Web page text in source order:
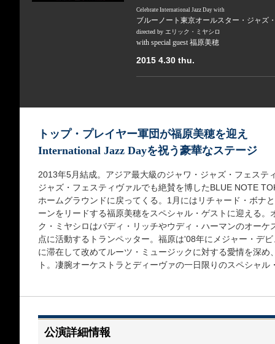
Celebrate International Jazz Day with
ブルーノート東京オールスター・ジャズ
directed by エリック・ミヤシロ
with special guest 福原美穂
2015 4.30 thu.
トップ・プレイヤー軍団が福原美穂を迎え
International Jazz Dayを祝う豪華なステージ
2013年5月結成。アジア最大級のジャワ・ジャズ・フェステ
ジャズ・フェスティヴァルでも絶賛を博したBLUE NOTE
ホームグラウンドに戻ってくる。1月にはリチャード・ボナ
ーンをリードする福原美穂をスペシャル・ゲストに迎える
ク・ミヤシロはバディ・リッチやウディ・ハーマンのオーケ
点に活動するトランペッター。福原は'08年にメジャー・デ
に滞在して改めてルーツ・ミュージックに対する愛情を深
ト。凄腕オーケストラとディーヴァの一日限りのスペシャ
公演詳細情報